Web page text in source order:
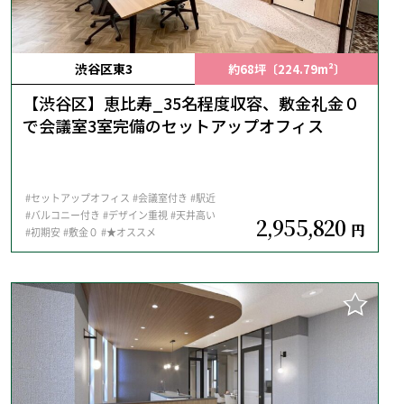
渋谷区東3 約68坪〔224.79m²〕
【渋谷区】恵比寿_35名程度収容、敷金礼金０
で会議室3室完備のセットアップオフィス
#セットアップオフィス #会議室付き #駅近
#バルコニー付き #デザイン重視#天井高い
#初期安 #敷金０ #★オススメ 2,955,820 円